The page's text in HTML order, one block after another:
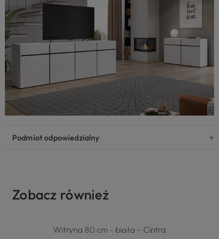
Podmiot odpowiedzialny
Zobacz również
Witryna 80 cm - biała – Cintra